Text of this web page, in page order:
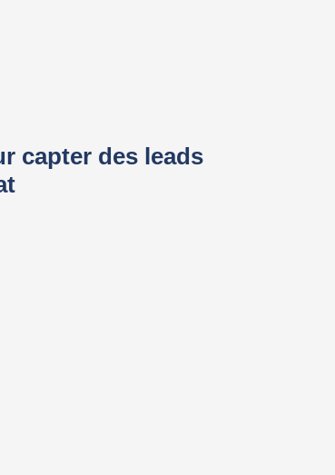
capter des leads